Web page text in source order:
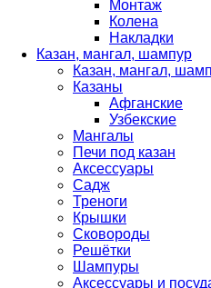
Монтаж
Колена
Накладки
Казан, мангал, шампур
Казан, мангал,
Казаны
Афганские
Узбекские
Мангалы
Печи под казан
Аксессуары
Садж
Треноги
Крышки
Сковороды
Решётки
Шампуры
Аксессуары и